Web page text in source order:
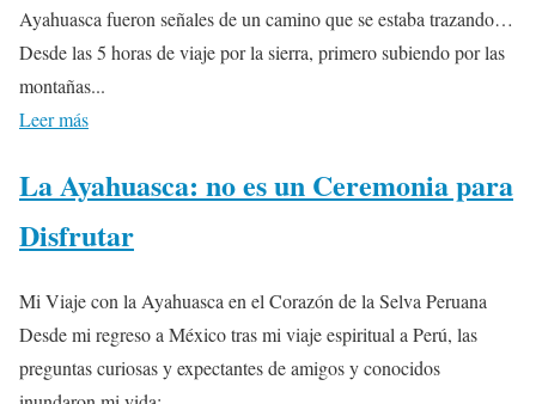
Ayahuasca fueron señales de un camino que se estaba trazando…
Desde las 5 horas de viaje por la sierra, primero subiendo por las
montañas...
Leer más
La Ayahuasca: no es un Ceremonia para
Disfrutar
Mi Viaje con la Ayahuasca en el Corazón de la Selva Peruana
Desde mi regreso a México tras mi viaje espiritual a Perú, las
preguntas curiosas y expectantes de amigos y conocidos